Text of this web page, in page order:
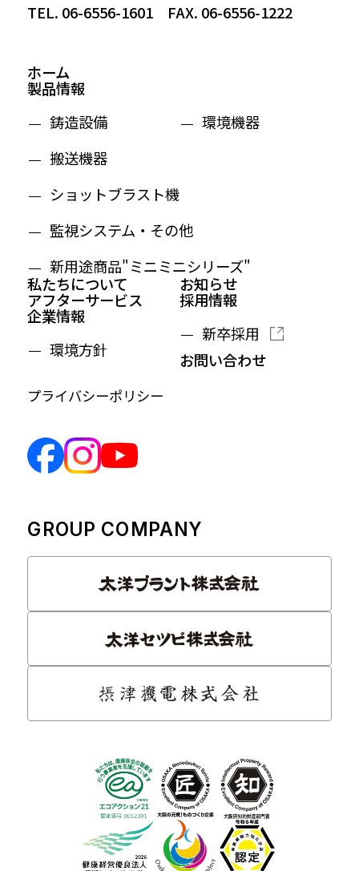
TEL. 06-6556-1601 FAX. 06-6556-1222
ホーム
製品情報
鋳造設備
環境機器
搬送機器
ショットブラスト機
監視システム・その他
新用途商品"ミニミニシリーズ"
私たちについて
アフターサービス
企業情報
環境方針
お知らせ
採用情報
新卒採用
お問い合わせ
プライバシーポリシー
GROUP COMPANY